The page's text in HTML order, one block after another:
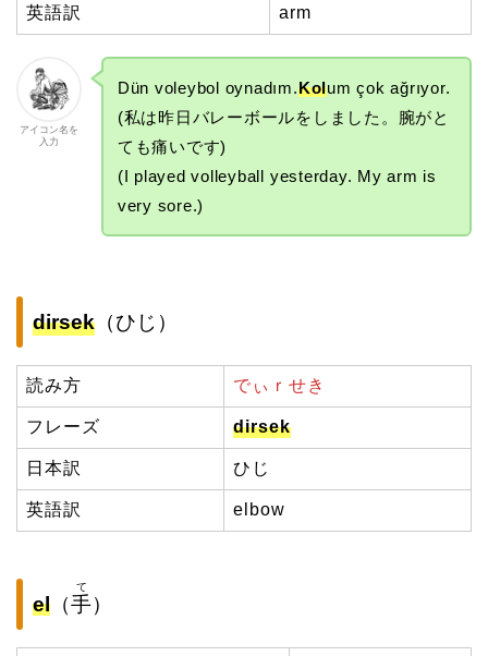
英語訳 arm
アイコン名を
入力
Dün voleybol oynadım.Kolum çok ağrıyor.
(私は昨日バレーボールをしました。腕がと
ても痛いです)
(I played volleyball yesterday. My arm is
very sore.)
dirsek （ひじ）
読み方 でぃｒせき
フレーズ dirsek
日本訳 ひじ
英語訳 elbow
el （手
て
）